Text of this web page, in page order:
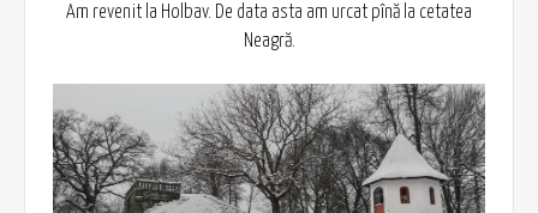
Am revenit la Holbav. De data asta am urcat pînă la cetatea
Neagră.